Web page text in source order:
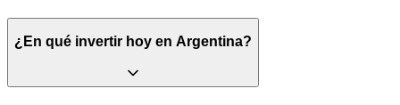
¿En qué invertir hoy en Argentina?